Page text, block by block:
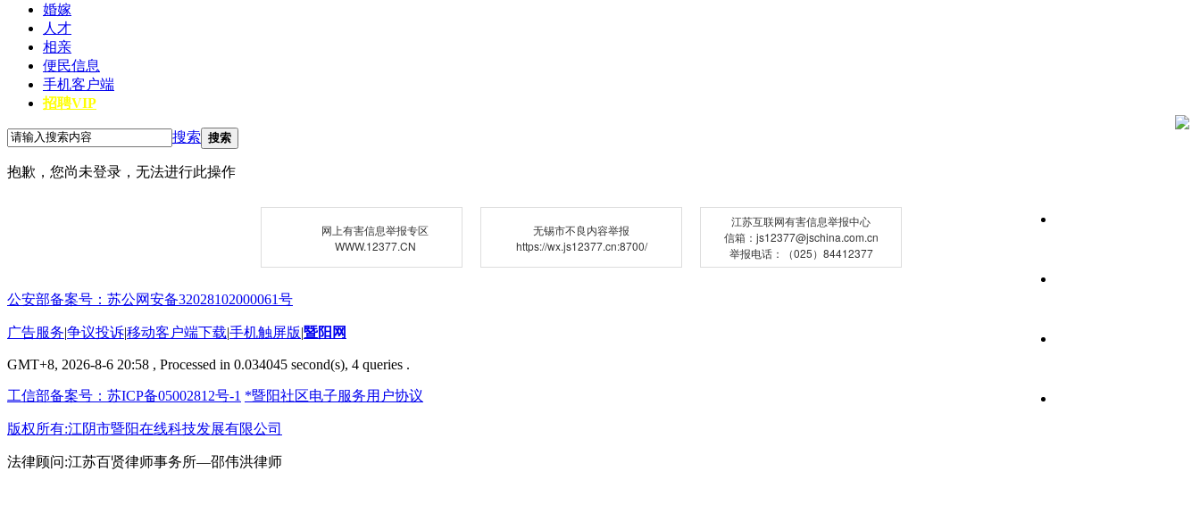
婚嫁
人才
相亲
便民信息
手机客户端
招聘VIP
搜索 搜索
抱歉，您尚未登录，无法进行此操作
网上有害信息举报专区
WWW.12377.CN
无锡市不良内容举报
https://wx.js12377.cn:8700/
江苏互联网有害信息举报中心
信箱：js12377@jschina.com.cn
举报电话：（025）84412377
公安部备案号：苏公网安备32028102000061号
广告服务|争议投诉|移动客户端下载|手机触屏版|暨阳网
GMT+8, 2026-8-6 20:58 , Processed in 0.034045 second(s), 4 queries .
工信部备案号：苏ICP备05002812号-1 *暨阳社区电子服务用户协议
版权所有:江阴市暨阳在线科技发展有限公司
法律顾问:江苏百贤律师事务所—邵伟洪律师